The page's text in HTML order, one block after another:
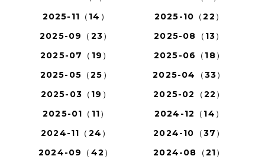
2025-11（14）
2025-10（22）
2025-09（23）
2025-08（13）
2025-07（19）
2025-06（18）
2025-05（25）
2025-04（33）
2025-03（19）
2025-02（22）
2025-01（11）
2024-12（14）
2024-11（24）
2024-10（37）
2024-09（42）
2024-08（21）